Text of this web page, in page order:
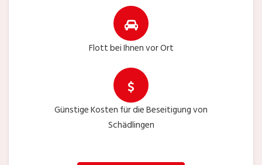
Flott bei Ihnen vor Ort
Günstige Kosten für die Beseitigung von
Schädlingen